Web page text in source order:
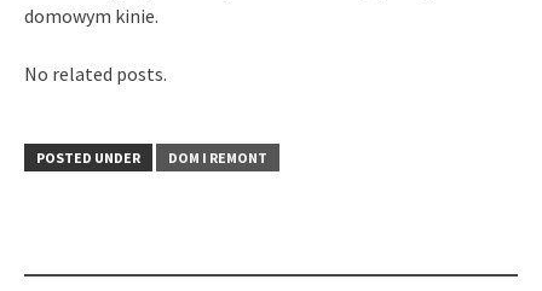
domowym kinie.
No related posts.
POSTED UNDER DOM I REMONT